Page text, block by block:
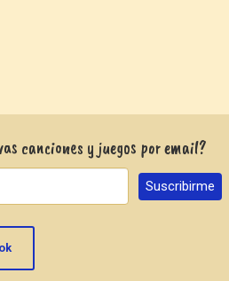
canciones y juegos por email?